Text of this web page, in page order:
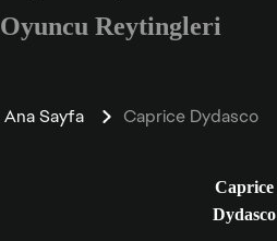
Oyuncu Reytingleri
Ana Sayfa Caprice Dydasco
Caprice
Dydasco